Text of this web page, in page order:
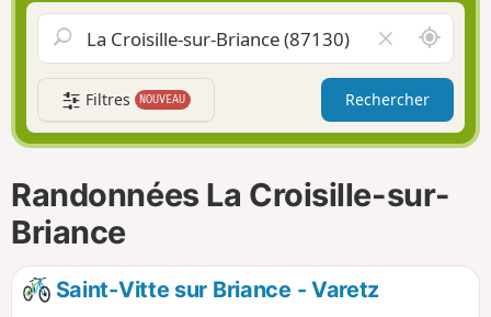
o
n
v
g
a
i
d
e
r
l
c
m
A
u
t
u
r
e
i
Filtres NOUVEAU Rechercher
Randonnées La Croisille-sur-
Briance
Saint-Vitte sur Briance - Varetz